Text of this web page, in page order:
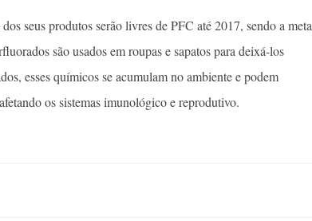
seus produtos serão livres de PFC até 2017, sendo a meta
são usados em roupas e sapatos para deixá-los
esses químicos se acumulam no ambiente e podem
os sistemas imunológico e reprodutivo.